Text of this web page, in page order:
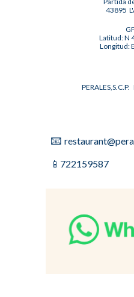
43895
Latitud: N
Longitud:
📧
📱 722159587